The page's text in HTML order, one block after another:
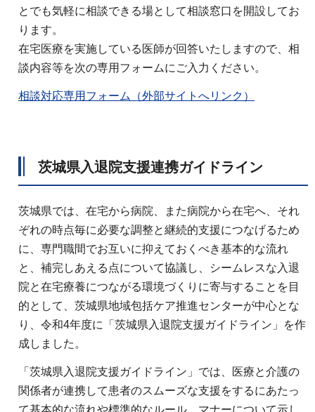
とでも気軽に相談できる場として相談窓口を開設してお
ります。
在宅医療を実施している医師が回答いたしますので、相
談内容等を次の専用フォームにご入力ください。
相談対応専用フォーム（外部サイトへリンク）
茨城県入退院支援連携ガイドライン
茨城県では、在宅から病院、また病院から在宅へ、それ
ぞれの時点毎に必要な調整と継続的支援につなげるため
に、専門職間でお互いに抑えておくべき基本的な流れ
と、補完しあえる点について協議し、シームレスな入退
院と在宅療養につながる環境づくりに寄与することを目
的として、茨城県地域包括ケア推進センターが中心とな
り、令和4年度に「茨城県入退院支援ガイドライン」を作
成しました。
「茨城県入退院支援ガイドライン」では、医療と介護の
関係者が連携して患者のスムーズな支援をするにあたっ
て基本的な流れや標準的なルール、マナーについて示し